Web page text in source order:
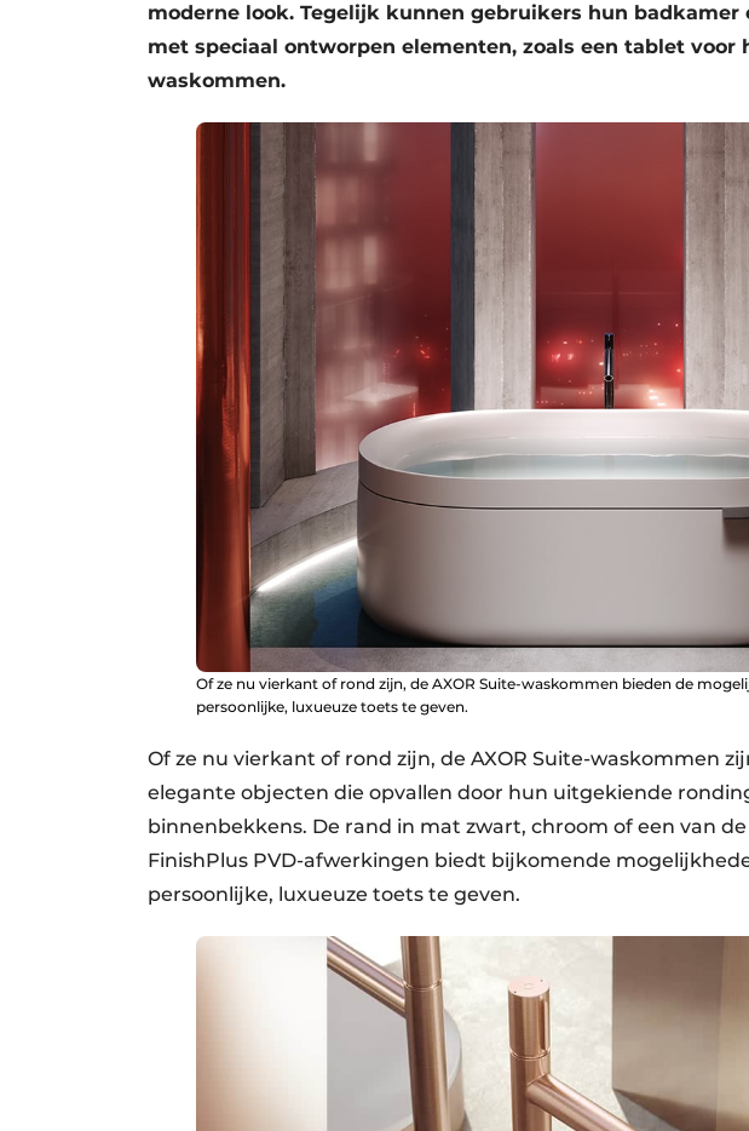
moderne look. Tegelijk kunnen gebruikers hun badkamer
met speciaal ontworpen elementen, zoals een tablet voor
waskommen.
Of ze nu vierkant of rond zijn, de AXOR Suite-waskommen bieden de
persoonlijke, luxueuze toets te geven.
Of ze nu vierkant of rond zijn, de AXOR Suite-waskommen
elegante objecten die opvallen door hun uitgekiende
binnenbekkens. De rand in mat zwart, chroom of een van
FinishPlus PVD-afwerkingen biedt bijkomende
persoonlijke, luxueuze toets te geven.